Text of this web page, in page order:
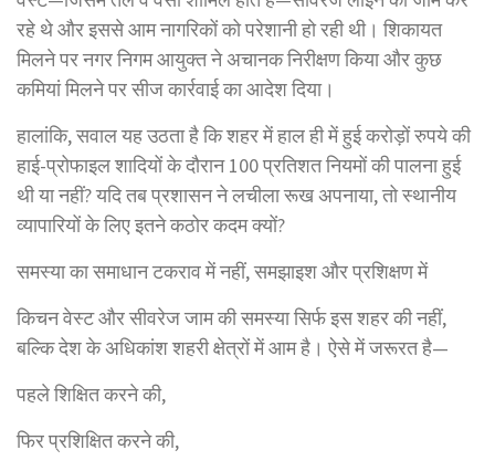
रहे थे और इससे आम नागरिकों को परेशानी हो रही थी। शिकायत
मिलने पर नगर निगम आयुक्त ने अचानक निरीक्षण किया और कुछ
कमियां मिलने पर सीज कार्रवाई का आदेश दिया।
हालांकि, सवाल यह उठता है कि शहर में हाल ही में हुई करोड़ों रुपये की
हाई-प्रोफाइल शादियों के दौरान 100 प्रतिशत नियमों की पालना हुई
थी या नहीं? यदि तब प्रशासन ने लचीला रूख अपनाया, तो स्थानीय
व्यापारियों के लिए इतने कठोर कदम क्यों?
समस्या का समाधान टकराव में नहीं, समझाइश और प्रशिक्षण में
किचन वेस्ट और सीवरेज जाम की समस्या सिर्फ इस शहर की नहीं,
बल्कि देश के अधिकांश शहरी क्षेत्रों में आम है। ऐसे में जरूरत है—
पहले शिक्षित करने की,
फिर प्रशिक्षित करने की,